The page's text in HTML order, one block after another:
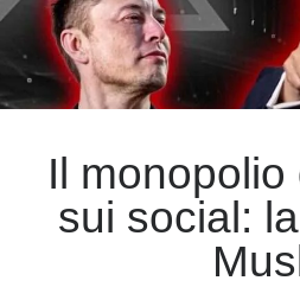
Il
sui social: